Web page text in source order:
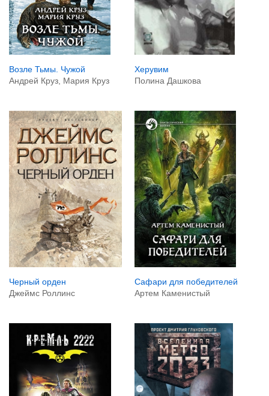
Возле Тьмы. Чужой
Андрей Круз, Мария Круз
Херувим
Полина Дашкова
Черный орден
Джеймс Роллинс
Сафари для победителей
Артем Каменистый